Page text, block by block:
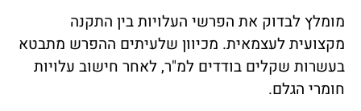
מומלץ לבדוק את הפרשי העלויות בין התקנה
מקצועית לעצמאית. מכיוון שלעיתים ההפרש מתבטא
בעשרות שקלים בודדים למ"ר, לאחר חישוב עלויות
חומרי הגלם.